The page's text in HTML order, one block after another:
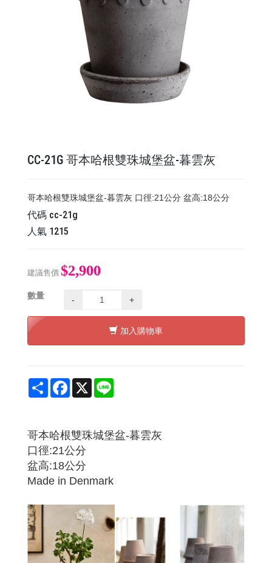
CC-21G 哥本哈根雙珠城堡盆-暮雲灰
哥本哈根雙珠城堡盆-暮雲灰 口徑:21公分 盆高:18公分
代碼 cc-21g
人氣 1215
建議售價 $2,900
數量 - +
加入購物車
Share Facebook
X
哥本哈根雙珠城堡盆-暮雲灰
口徑:21公分
盆高:18公分
Made in Denmark